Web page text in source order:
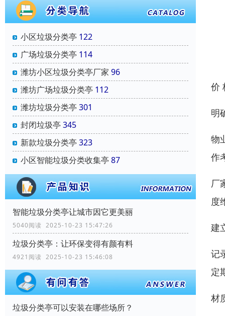
小区垃圾分类亭 122
广场垃圾分类亭 114
潍坊小区垃圾分类亭厂家 96
潍坊广场垃圾分类亭 112
潍坊垃圾分类亭 301
封闭垃圾亭 345
新款垃圾分类亭 323
小区智能垃圾分类收集亭 87
智能垃圾分类亭让城市因它更美丽
5040阅读 2025-10-23 15:47:26
垃圾分类亭：让环保变得有颜有料
4921阅读 2025-10-23 15:46:08
垃圾分类亭可以安装在哪些场所？
价
明
物
作
厂
度
建
记
定
材